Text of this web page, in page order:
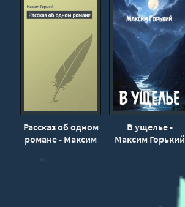
Рассказ об одном
романе - Максим
В ущелье -
Максим Горький